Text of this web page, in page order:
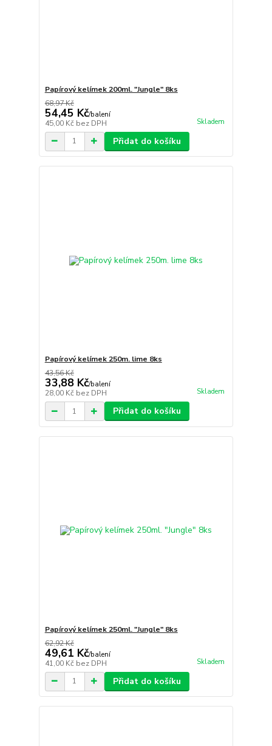
Papírový kelímek 200ml. "Jungle" 8ks
68,97 Kč
54,45 Kč/balení
45,00 Kč bez DPH Skladem
Přidat do košíku
Papírový kelímek 250m. lime 8ks
43,56 Kč
33,88 Kč/balení
28,00 Kč bez DPH Skladem
Přidat do košíku
Papírový kelímek 250ml. "Jungle" 8ks
62,92 Kč
49,61 Kč/balení
41,00 Kč bez DPH Skladem
Přidat do košíku